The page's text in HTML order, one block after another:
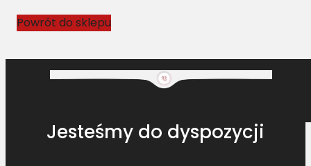
Powrót do sklepu
Jesteśmy do dyspozycji